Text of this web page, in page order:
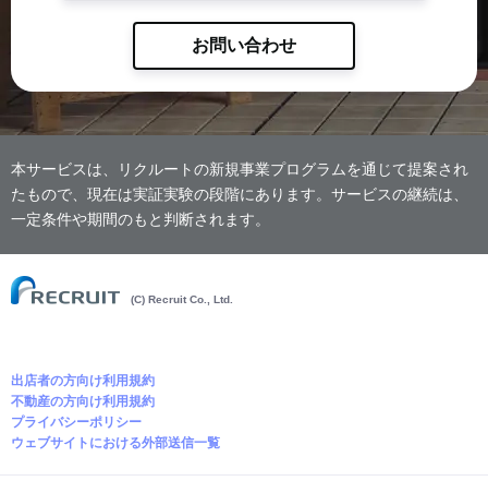
お問い合わせ
本サービスは、リクルートの新規事業プログラムを通じて提案され
たもので、現在は実証実験の段階にあります。サービスの継続は、
一定条件や期間のもと判断されます。
(C) Recruit Co., Ltd.
出店者の方向け利用規約
不動産の方向け利用規約
プライバシーポリシー
ウェブサイトにおける外部送信一覧